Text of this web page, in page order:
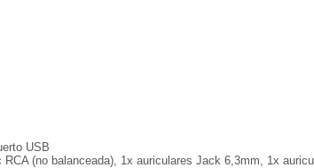
USB
(no balanceada), 1x auriculares Jack 6,3mm, 1x